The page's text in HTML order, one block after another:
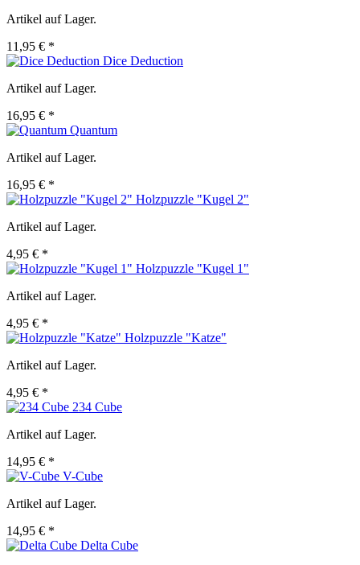
Artikel auf Lager.
11,95 € *
Dice Deduction
Artikel auf Lager.
16,95 € *
Quantum
Artikel auf Lager.
16,95 € *
Holzpuzzle "Kugel 2"
Artikel auf Lager.
4,95 € *
Holzpuzzle "Kugel 1"
Artikel auf Lager.
4,95 € *
Holzpuzzle "Katze"
Artikel auf Lager.
4,95 € *
234 Cube
Artikel auf Lager.
14,95 € *
V-Cube
Artikel auf Lager.
14,95 € *
Delta Cube